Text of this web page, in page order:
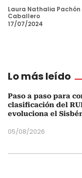
Laura Nathalia Pachón
Caballero
17/07/2024
Lo más leído
Paso a paso para
clasificación del
evoluciona el
05/08/2026